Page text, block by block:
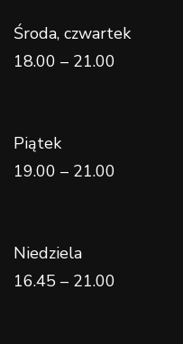
Środa, czwartek
18.00 – 21.00
Piątek
19.00 – 21.00
Niedziela
16.45 – 21.00